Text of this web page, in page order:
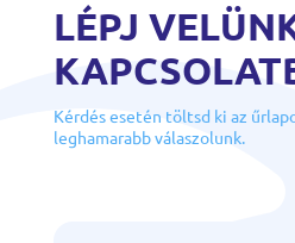
LÉPJ
Kérdés esetén töltsd ki az
leghamarabb válaszolunk.